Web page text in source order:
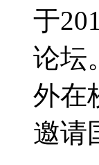
于
论坛
外在
邀请